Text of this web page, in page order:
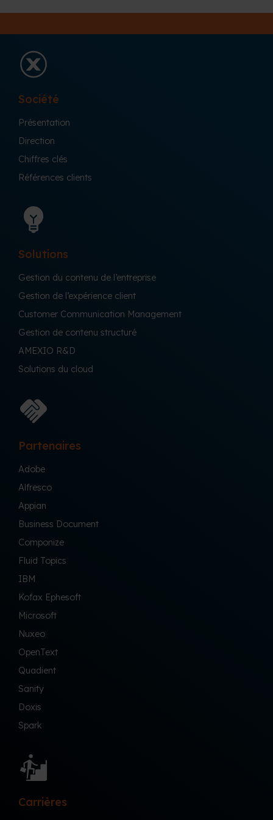
Société
Présentation
Direction
Chiffres clés
Références clients
Solutions
Gestion du contenu de l’entreprise
Gestion de l’expérience client
Customer Communication Management
Gestion de contenu structuré
AMEXIO R&D
Solutions du cloud
Partenaires
Adobe
Alfresco
Appian
Business Document
Componize
Fluid Topics
IBM
Kofax Ephesoft
Microsoft
Nuxeo
OpenText
Quadient
Sanity
Doxis
Spark
Carrières